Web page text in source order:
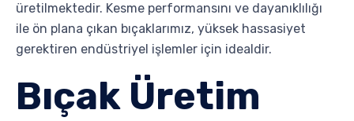
üretilmektedir. Kesme performansını ve dayanıklılığı
ile ön plana çıkan bıçaklarımız, yüksek hassasiyet
gerektiren endüstriyel işlemler için idealdir.
Bıçak Üretim